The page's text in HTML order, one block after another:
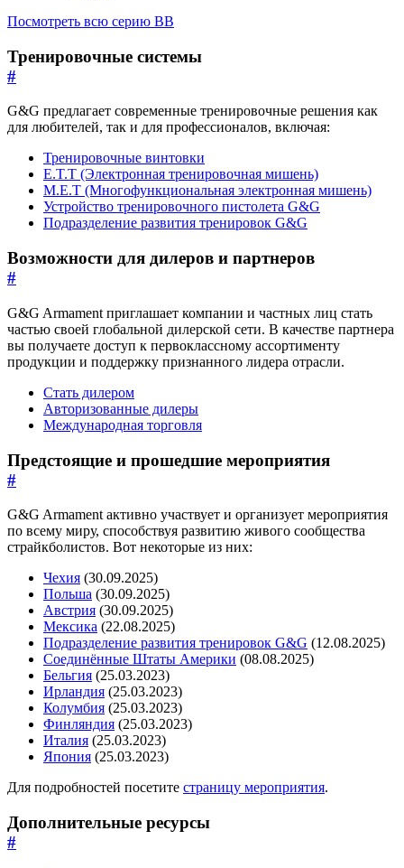
Посмотреть всю серию BB
Тренировочные системы
#
G&G предлагает современные тренировочные решения как
для любителей, так и для профессионалов, включая:
Тренировочные винтовки
E.T.T (Электронная тренировочная мишень)
M.E.T (Многофункциональная электронная мишень)
Устройство тренировочного пистолета G&G
Подразделение развития тренировок G&G
Возможности для дилеров и партнеров
#
G&G Armament приглашает компании и частных лиц стать
частью своей глобальной дилерской сети. В качестве партнера
вы получаете доступ к первоклассному ассортименту
продукции и поддержку признанного лидера отрасли.
Стать дилером
Авторизованные дилеры
Международная торговля
Предстоящие и прошедшие мероприятия
#
G&G Armament активно участвует и организует мероприятия
по всему миру, способствуя развитию живого сообщества
страйкболистов. Вот некоторые из них:
Чехия (30.09.2025)
Польша (30.09.2025)
Австрия (30.09.2025)
Мексика (22.08.2025)
Подразделение развития тренировок G&G (12.08.2025)
Соединённые Штаты Америки (08.08.2025)
Бельгия (25.03.2023)
Ирландия (25.03.2023)
Колумбия (25.03.2023)
Финляндия (25.03.2023)
Италия (25.03.2023)
Япония (25.03.2023)
Для подробностей посетите страницу мероприятия.
Дополнительные ресурсы
#